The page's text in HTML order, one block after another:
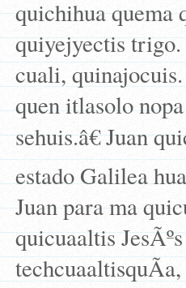
quichihua quema
quiyejyectis
cuali,
quen itlasolo
sehuis.â€ Juan
estado Galilea
Juan para ma
quicuaaltis